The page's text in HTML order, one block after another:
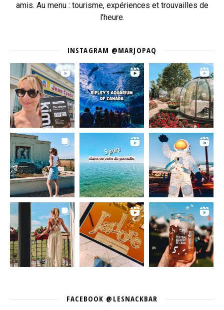
amis. Au menu : tourisme, expériences et trouvailles de
l'heure.
INSTAGRAM @MARJOPAQ
FACEBOOK @LESNACKBAR